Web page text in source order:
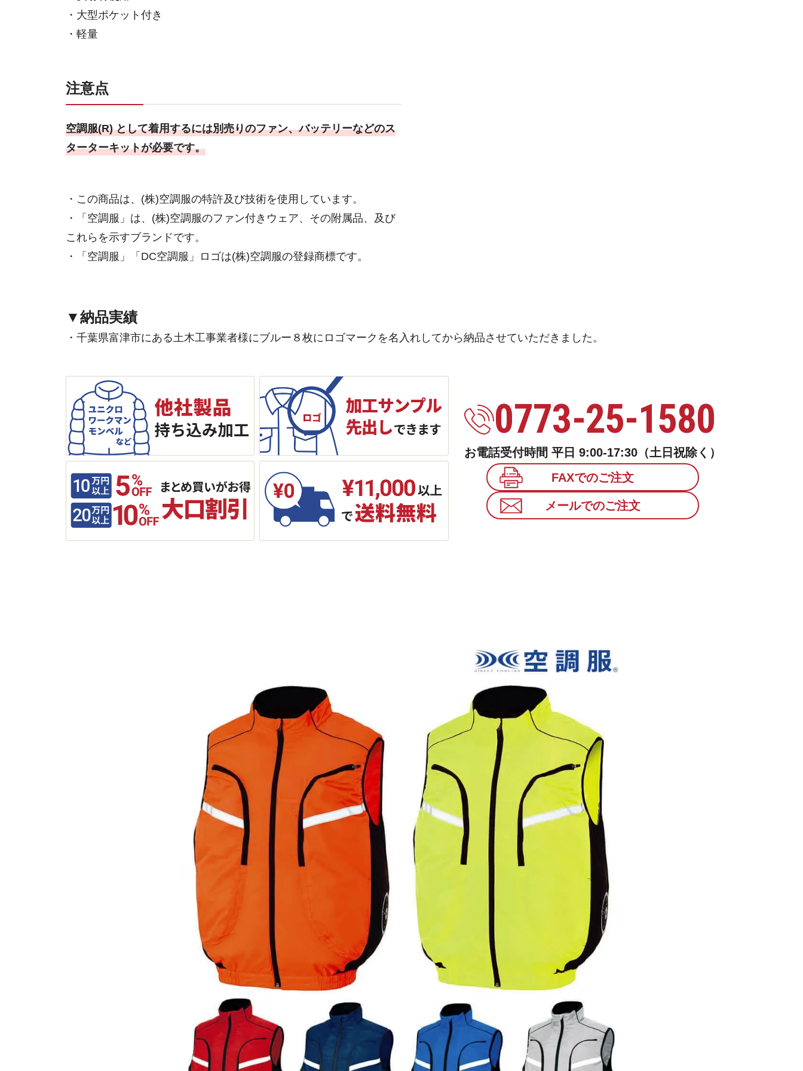
・大型ポケット付き
・軽量
注意点
空調服(R) として着用するには別売りのファン、バッテリーなどのス
ターターキットが必要です。
・この商品は、(株)空調服の特許及び技術を使用しています。
・「空調服」は、(株)空調服のファン付きウェア、その附属品、及び
これらを示すブランドです。
・「空調服」「DC空調服」ロゴは(株)空調服の登録商標です。
▼納品実績
・千葉県富津市にある土木工事業者様にブルー８枚にロゴマークを名入れしてから納品させていただきました。
0773-25-1580
お電話受付時間 平日 9:00-17:30（土日祝除く）
FAXでのご注文
メールでのご注文